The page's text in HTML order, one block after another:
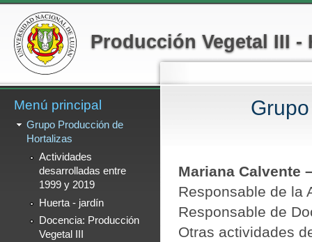
Producción Vegetal III
Menú secundario
Menú principal
Grupo Producción de
Hortalizas
Actividades
desarrolladas entre
1999 y 2019
Huerta - jardín
Docencia: Producción
Vegetal III
Mariana Calvente
Responsable de la
Responsable de
Otras actividades